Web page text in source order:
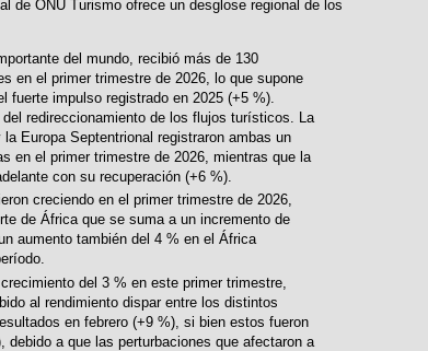
de ONU Turismo ofrece un desglose regional de los
del mundo, recibió más de 130
en el primer trimestre de 2026, lo que supone
fuerte impulso registrado en 2025 (+5 %).
redireccionamiento de los flujos turísticos. La
Europa Septentrional registraron ambas un
en el primer trimestre de 2026, mientras que la
con su recuperación (+6 %).
creciendo en el primer trimestre de 2026,
de África que se suma a un incremento de
aumento también del 4 % en el África
del 3 % en este primer trimestre,
al rendimiento dispar entre los distintos
en febrero (+9 %), si bien estos fueron
debido a que las perturbaciones que afectaron a